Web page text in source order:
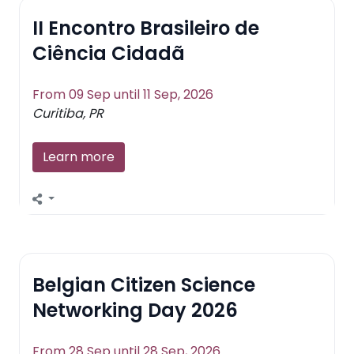
II Encontro Brasileiro de
Ciência Cidadã
From 09 Sep until 11 Sep, 2026
Curitiba, PR
Learn more
Belgian Citizen Science
Networking Day 2026